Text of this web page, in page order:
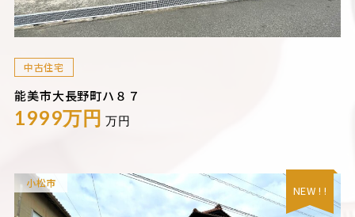
中古住宅
能美市大長野町ハ８７
1999万円 万円
小松市
NEW ! !